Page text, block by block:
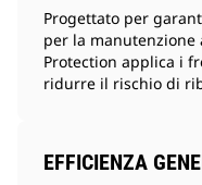
Progettato per
per la manutenzione
Protection applica i
ridurre il rischio di
EFFICIENZA